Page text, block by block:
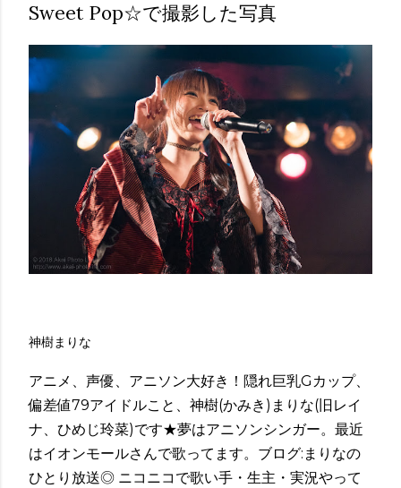
Sweet Pop☆で撮影した写真
神樹まりな
アニメ、声優、アニソン大好き！隠れ巨乳Gカップ、
偏差値79アイドルこと、神樹(かみき)まりな(旧レイ
ナ、ひめじ玲菜)です★夢はアニソンシンガー。最近
はイオンモールさんで歌ってます。ブログ:まりなの
ひとり放送◎ ニコニコで歌い手・生主・実況やって